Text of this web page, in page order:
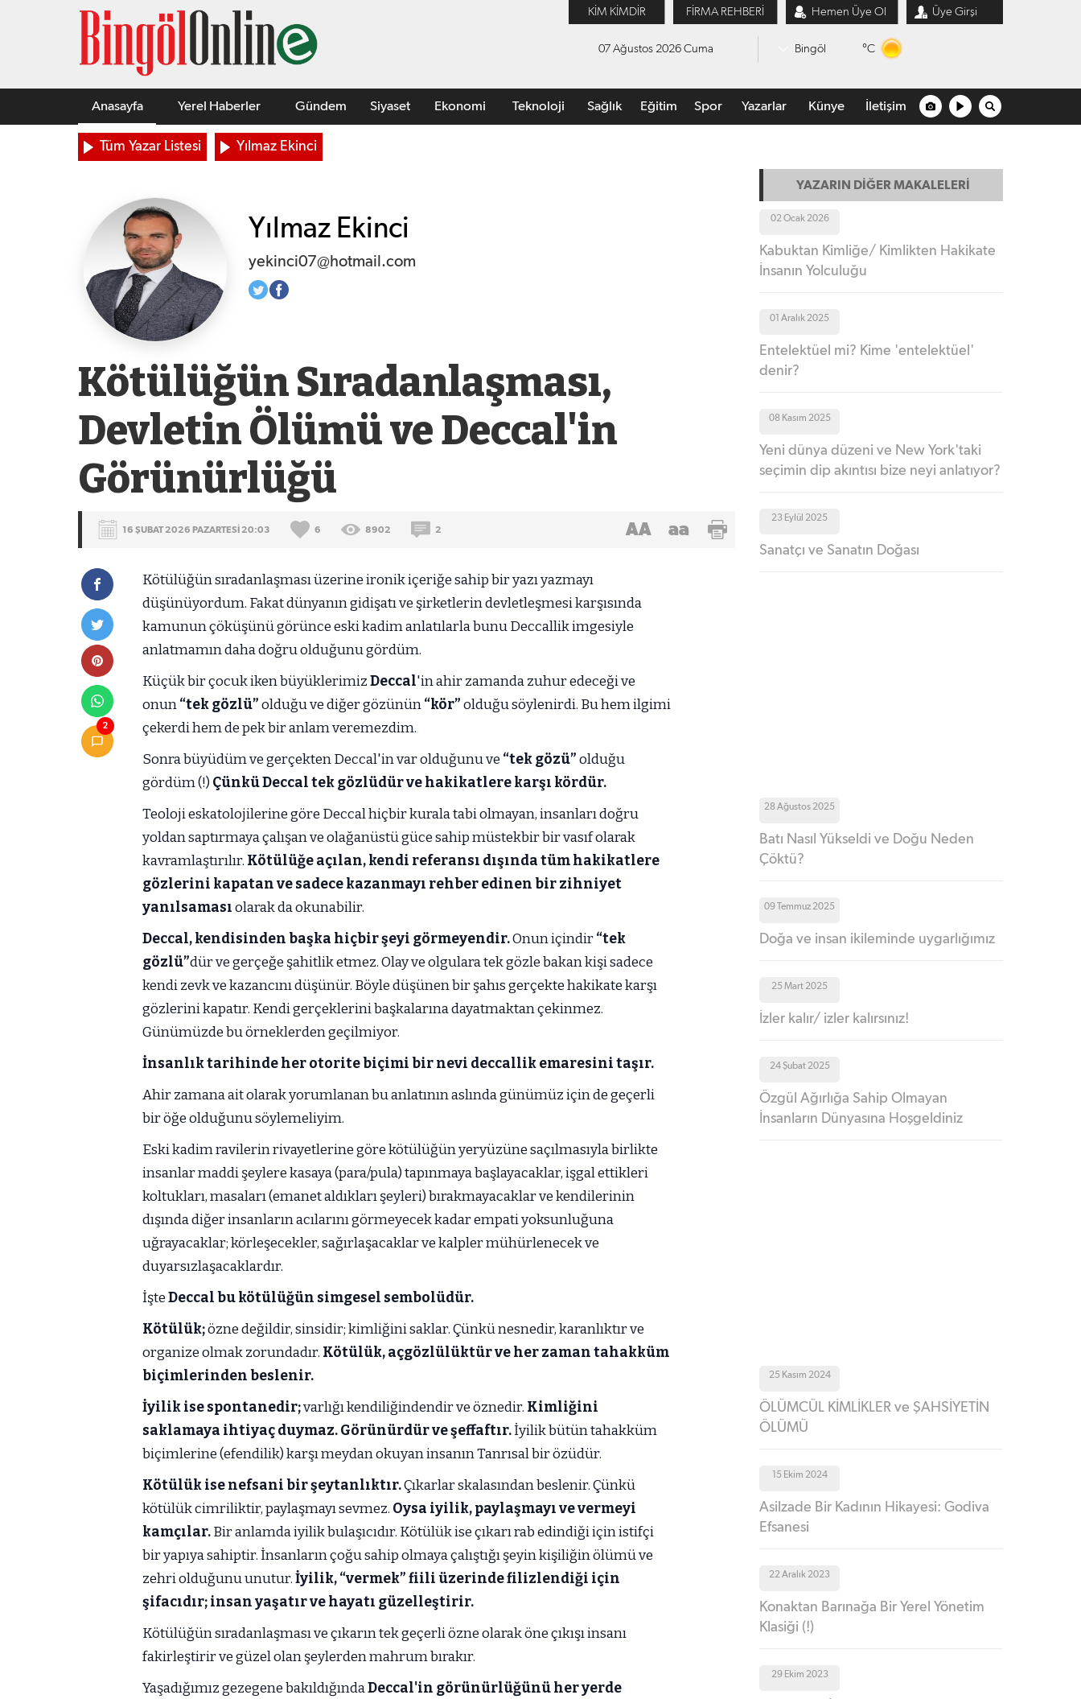
KİM KİMDİR FİRMA REHBERİ Hemen Üye Ol Üye Girşi
07 Ağustos 2026 Cuma Bingöl °C
Anasayfa Yerel Haberler Gündem Siyaset Ekonomi Teknoloji Sağlık Eğitim Spor Yazarlar Künye İletişim
Tüm Yazar Listesi Yılmaz Ekinci
Yılmaz Ekinci
yekinci07@hotmail.com
Kötülüğün Sıradanlaşması,
Devletin Ölümü ve Deccal'in
Görünürlüğü
16 ŞUBAT 2026 PAZARTESİ 20:03 6 8902 2 AA aa
2
Kötülüğün sıradanlaşması üzerine ironik içeriğe sahip bir yazı yazmayı
düşünüyordum. Fakat dünyanın gidişatı ve şirketlerin devletleşmesi karşısında
kamunun çöküşünü görünce eski kadim anlatılarla bunu Deccallik imgesiyle
anlatmamın daha doğru olduğunu gördüm.
Küçük bir çocuk iken büyüklerimizDeccal'in ahir zamanda zuhur edeceği ve
onun“tek gözlü”olduğu ve diğer gözünün“kör”olduğu söylenirdi. Bu hem ilgimi
çekerdi hem de pek bir anlam veremezdim.
Sonra büyüdüm ve gerçekten Deccal'in var olduğunu ve“tek gözü”olduğu
gördüm (!)Çünkü Deccal tek gözlüdür ve hakikatlere karşı kördür.
Teoloji eskatolojilerine göre Deccal hiçbir kurala tabi olmayan, insanları doğru
yoldan saptırmaya çalışan ve olağanüstü güce sahip müstekbir bir vasıf olarak
kavramlaştırılır. Kötülüğe açılan, kendi referansı dışında tüm hakikatlere
gözlerini kapatan ve sadece kazanmayı rehber edinen bir zihniyet
yanılsamasıolarak da okunabilir.
Deccal, kendisinden başka hiçbir şeyi görmeyendir.Onun içindir“tek
gözlü”dür ve gerçeğe şahitlik etmez. Olay ve olgulara tek gözle bakan kişi sadece
kendi zevk ve kazancını düşünür. Böyle düşünen bir şahıs gerçekte hakikate karşı
gözlerini kapatır. Kendi gerçeklerini başkalarına dayatmaktan çekinmez.
Günümüzde bu örneklerden geçilmiyor.
İnsanlık tarihinde her otorite biçimi bir nevi deccallik emaresini taşır.
Ahir zamana ait olarak yorumlanan bu anlatının aslında günümüz için de geçerli
bir öğe olduğunu söylemeliyim.
Eski kadim ravilerin rivayetlerine göre kötülüğün yeryüzüne saçılmasıyla birlikte
insanlar maddi şeylere kasaya (para/pula) tapınmaya başlayacaklar, işgal ettikleri
koltukları, masaları (emanet aldıkları şeyleri) bırakmayacaklar ve kendilerinin
dışında diğer insanların acılarını görmeyecek kadar empati yoksunluğuna
uğrayacaklar; körleşecekler, sağırlaşacaklar ve kalpler mühürlenecek ve
duyarsızlaşacaklardır.
İşteDeccal bu kötülüğün simgesel sembolüdür.
Kötülük;özne değildir, sinsidir; kimliğini saklar. Çünkü nesnedir, karanlıktır ve
organize olmak zorundadır. Kötülük, açgözlülüktür ve her zaman tahakküm
biçimlerinden beslenir.
İyilik ise spontanedir;varlığı kendiliğindendir ve öznedir. Kimliğini
saklamaya ihtiyaç duymaz.Görünürdür ve şeffaftır.İyilik bütün tahakküm
biçimlerine (efendilik) karşı meydan okuyan insanın Tanrısal bir özüdür.
Kötülük ise nefsani bir şeytanlıktır.Çıkarlar skalasından beslenir. Çünkü
kötülük cimriliktir, paylaşmayı sevmez. Oysa iyilik, paylaşmayı ve vermeyi
kamçılar.Bir anlamda iyilik bulaşıcıdır. Kötülük ise çıkarı rab edindiği için istifçi
bir yapıya sahiptir. İnsanların çoğu sahip olmaya çalıştığı şeyin kişiliğin ölümü ve
zehri olduğunu unutur.İyilik, “vermek” fiili üzerinde filizlendiği için
şifacıdır; insan yaşatır ve hayatı güzelleştirir.
Kötülüğün sıradanlaşması ve çıkarın tek geçerli özne olarak öne çıkışı insanı
fakirleştirir ve güzel olan şeylerden mahrum bırakır.
Yaşadığımız gezegene bakıldığındaDeccal'in görünürlüğünü her yerde
YAZARIN DİĞER MAKALELERİ
02 Ocak 2026
Kabuktan Kimliğe/ Kimlikten Hakikate
İnsanın Yolculuğu
01 Aralık 2025
Entelektüel mi? Kime 'entelektüel'
denir?
08 Kasım 2025
Yeni dünya düzeni ve New York'taki
seçimin dip akıntısı bize neyi anlatıyor?
23 Eylül 2025
Sanatçı ve Sanatın Doğası
28 Ağustos 2025
Batı Nasıl Yükseldi ve Doğu Neden
Çöktü?
09 Temmuz 2025
Doğa ve insan ikileminde uygarlığımız
25 Mart 2025
İzler kalır/ izler kalırsınız!
24 Şubat 2025
Özgül Ağırlığa Sahip Olmayan
İnsanların Dünyasına Hoşgeldiniz
25 Kasım 2024
ÖLÜMCÜL KİMLİKLER ve ŞAHSİYETİN
ÖLÜMÜ
15 Ekim 2024
Asilzade Bir Kadının Hikayesi: Godiva
Efsanesi
22 Aralık 2023
Konaktan Barınağa Bir Yerel Yönetim
Klasiği (!)
29 Ekim 2023